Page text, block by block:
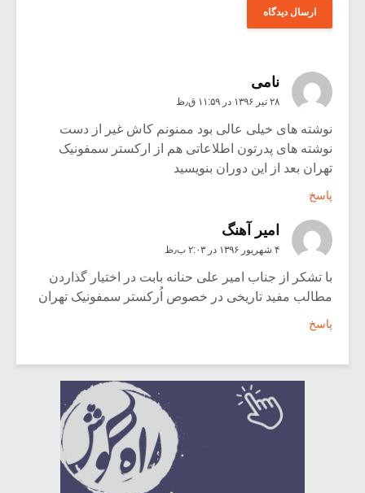
نامی
۲۸ تیر ۱۳۹۶ در ۱۱:۵۹ ق٫ظ
نوشته های خیلی عالی بود ممنونم کاش غیر از دست
نوشته های پدرتون اطلاعاتی هم از ارکستر سمفونیک
تهران بعد از این دوران بنویسید
پاسخ
امیر آهنگ
۴ شهریور ۱۳۹۶ در ۲:۰۳ ب٫ظ
با تشکر از جناب امیر علی حنانه بابت در اختیار گذاردن
مطالب مفید تاریخی در خصوص اُرکستر سمفونیک تهران
پاسخ